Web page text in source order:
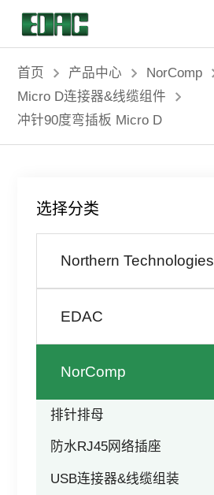
首页
产品中心
客户服务
资源中心
首页 产品中心
NorComp
Micro D连接器&线缆组件
冲针90度弯插板 Micro D
选择分类
Northern Technologies
EDAC
NorComp
排针排母
防水RJ45网络插座
USB连接器&线缆组装